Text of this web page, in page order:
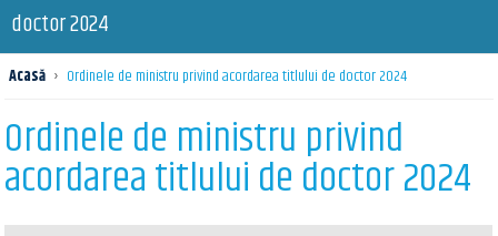
doctor 2024
Acasă › Ordinele de ministru privind acordarea titlului de doctor 2024
Ordinele de ministru privind
acordarea titlului de doctor 2024